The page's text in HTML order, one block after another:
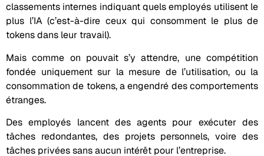
classements internes indiquant quels employés utilisent le
plus l’IA (c’est-à-dire ceux qui consomment le plus de
tokens dans leur travail).
Mais comme on pouvait s’y attendre, une compétition
fondée uniquement sur la mesure de l’utilisation, ou la
consommation de tokens, a engendré des comportements
étranges.
Des employés lancent des agents pour exécuter des
tâches redondantes, des projets personnels, voire des
tâches privées sans aucun intérêt pour l’entreprise.